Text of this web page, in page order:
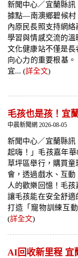
新聞中心／宜蘭縣
據點—南澳鄉碧候村
內原民長照支持網
學習與情感交流的溫
文化健康站不僅是
向心力的重要
宜... (詳全文)
毛孩也是孩！宜
中晨新聞網 2026-08-05
新聞中心／宜蘭縣
起嗨！」毛孩嘉年
草坪區舉行，購買
會，透過戲水、互
人的歡樂回憶！毛
讓毛孩能在安全舒
打造「寵物訓練互
(詳全文)
AI回收新里程 宜